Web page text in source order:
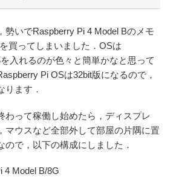
勢いでRaspberry Pi 4 Model Bのメモ
買ってしまいました．OSは
入れるのが色々と簡単かなと思って
Pi OSは32bit版になるので，
ります．
わって稼働し始めたら，ディスプレ
マウスなど全部外して部屋の片隅に置
ので，以下の構成にしました．
4 Model B/8G